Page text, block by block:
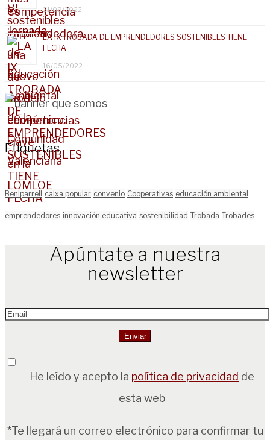
21/09/2022
LA IX TROBADA DE EMPRENDEDORES SOSTENIBLES TIENE
FECHA
16/05/2022
Etiquetas
Beniparrell caixa popular convenio Cooperativas educación ambiental
emprendedores innovación educativa sostenibilidad Trobada Trobades
Apúntate a nuestra
newsletter
He leído y acepto la política de privacidad de
esta web
*Te llegará un correo electrónico para confirmar tu